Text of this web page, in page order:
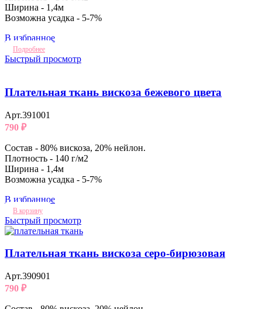
Ширина - 1,4м
Возможна усадка - 5-7%
В избранное
Подробнее
Быстрый просмотр
Плательная ткань вискоза бежевого цвета
Арт.391001
790 ₽
Состав - 80% вискоза, 20% нейлон.
Плотность - 140 г/м2
Ширина - 1,4м
Возможна усадка - 5-7%
В избранное
В корзину
Быстрый просмотр
Плательная ткань вискоза серо-бирюзовая
Арт.390901
790 ₽